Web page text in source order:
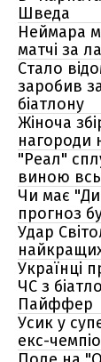
Шведа
Неймара
матчі за
Стало
заробив
біатлону
Жіноча
нагороди
"Реал"
виною
Чи має
прогноз
Удар
найкращих
Українці
ЧС з
Пайффер
Усик у
екс-